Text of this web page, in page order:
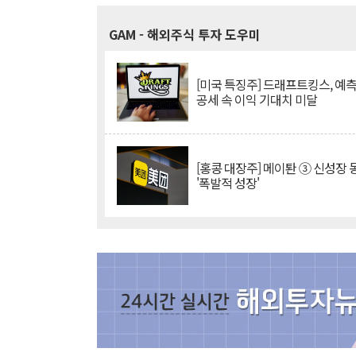
GAM - 해외주식 투자 도우미
[미국 특징주] 드래프트킹스, 예
공세 속 이익 기대치 미달
[홍콩 대장주] 메이퇀 ③ 신성장
'폭발적 성장'